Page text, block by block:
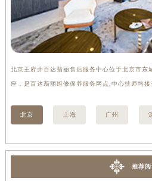
北京王府井百达翡丽售后服务中心位于北京市东
座，是百达翡丽维修保养服务网点,中心技师均接
北京 上海 广州
推荐阅